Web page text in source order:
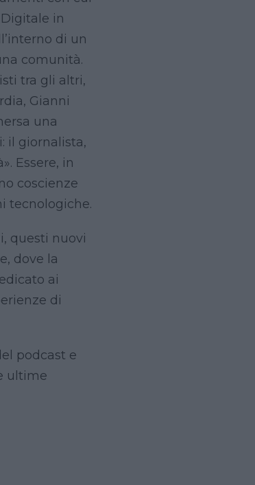
in
di un
comunità.
tra gli altri,
Gianni
una
il giornalista,
Essere, in
coscienze
tecnologiche.
questi nuovi
dove la
ai
di
podcast e
ultime